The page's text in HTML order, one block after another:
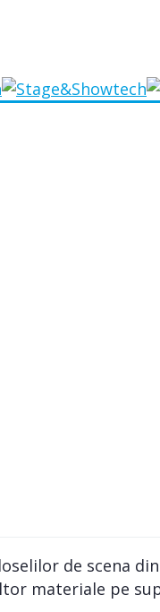
de scena
materiale pe